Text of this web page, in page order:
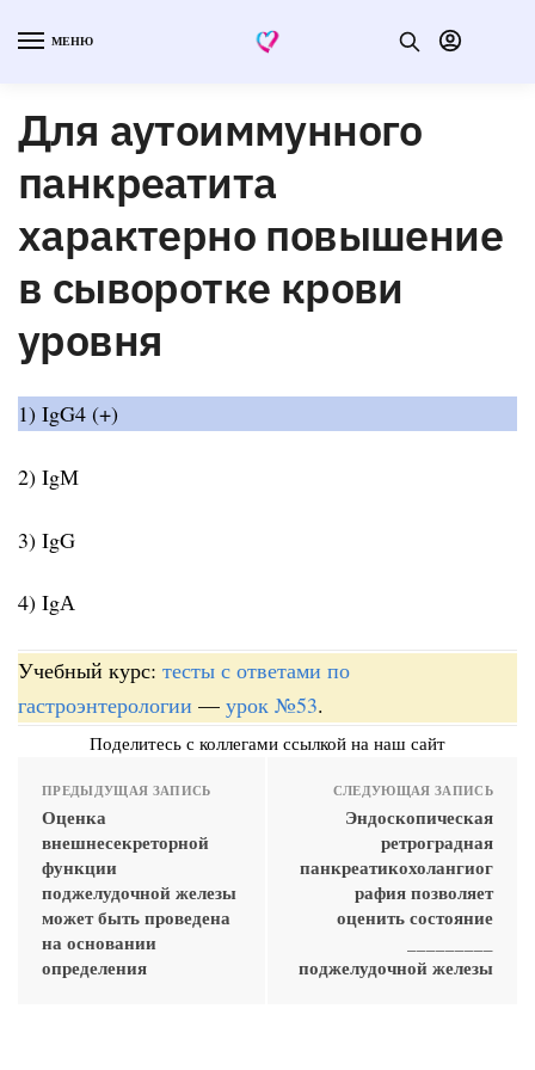
МЕНЮ
Для аутоиммунного
панкреатита
характерно повышение
в сыворотке крови
уровня
1) IgG4 (+)
2) IgМ
3) IgG
4) IgА
Учебный курс: тесты с ответами по
гастроэнтерологии — урок №53.
Поделитесь с коллегами ссылкой на наш сайт
ПРЕДЫДУЩАЯ ЗАПИСЬ
Оценка
внешнесекреторной
функции
поджелудочной железы
может быть проведена
на основании
определения
СЛЕДУЮЩАЯ ЗАПИСЬ
Эндоскопическая
ретроградная
панкреатикохолангиог
рафия позволяет
оценить состояние
поджелудочной железы